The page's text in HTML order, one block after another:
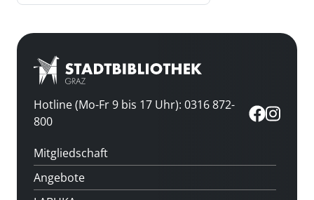
Hotline (Mo-Fr 9 bis 17 Uhr): 0316 872-
800
Mitgliedschaft
Angebote